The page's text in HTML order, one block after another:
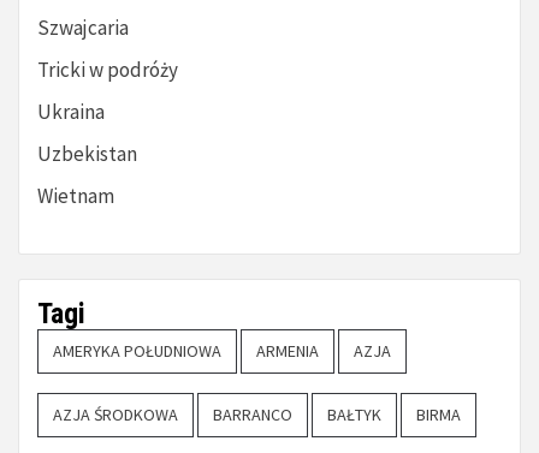
Szwajcaria
Tricki w podróży
Ukraina
Uzbekistan
Wietnam
Tagi
AMERYKA POŁUDNIOWA ARMENIA AZJA
AZJA ŚRODKOWA BARRANCO BAŁTYK BIRMA